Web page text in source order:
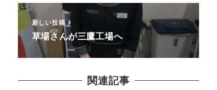
新しい投稿
草場さんが三鷹工場へ
関連記事